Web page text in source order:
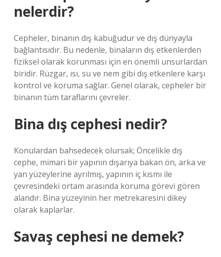
nelerdir?
Cepheler, binanın dış kabuğudur ve dış dünyayla
bağlantısıdır. Bu nedenle, binaların dış etkenlerden
fiziksel olarak korunması için en önemli unsurlardan
biridir. Rüzgar, ısı, su ve nem gibi dış etkenlere karşı
kontrol ve koruma sağlar. Genel olarak, cepheler bir
binanın tüm taraflarını çevreler.
Bina dış cephesi nedir?
Konulardan bahsedecek olursak; Öncelikle dış
cephe, mimari bir yapının dışarıya bakan ön, arka ve
yan yüzeylerine ayrılmış, yapının iç kısmı ile
çevresindeki ortam arasında koruma görevi gören
alandır. Bina yüzeyinin her metrekaresini dikey
olarak kaplarlar.
Savaş cephesi ne demek?